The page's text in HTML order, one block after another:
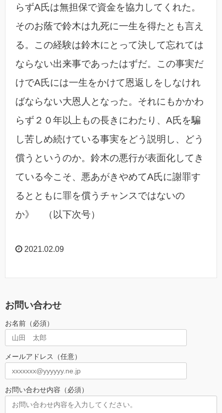
らずA氏は無担保で資金を協力してくれた。
そのお蔭で鈴木は九死に一生を得たとも言え
る。この経験は鈴木にとって決して忘れては
ならない出来事であったはずだ。この事実だ
けでA氏には一生をかけて恩返しをしなけれ
ばならない大恩人となった。それにもかかわ
らず２０年以上もの長きにわたり、A氏を騙
し苦しめ続けている事実をどう説明し、どう
償うというのか。鈴木の悪行が表面化してき
ている今こそ、悪あがきやめてA氏に謝罪す
るとともに罪を償うチャンスではないの
か》 （以下次号）
2021.02.09
お問い合わせ
お名前（必須）
メールアドレス（任意）
お問い合わせ内容（必須）